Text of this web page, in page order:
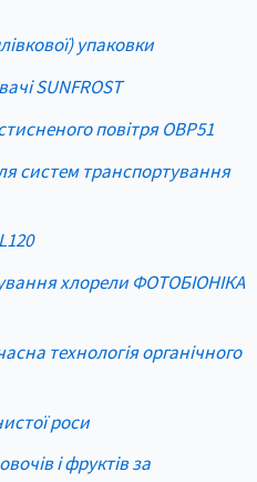
упаковки
SUNFROST
повітря OBP51
систем транспортування
хлорели ФОТОБІОНІКА
технологія органічного
роси
і фруктів за